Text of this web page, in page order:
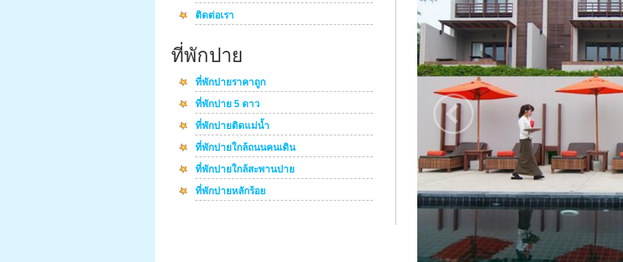
ติดต่อเรา
ที่พักปาย
ที่พักปายราคาถูก
ที่พักปาย 5 ดาว
ที่พักปายติดแม่น้ำ
ที่พักปายใกล้ถนนคนเดิน
ที่พักปายใกล้สะพานปาย
ที่พักปายหลักร้อย